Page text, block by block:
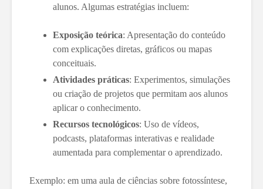
alunos. Algumas estratégias incluem:
Exposição teórica: Apresentação do conteúdo
com explicações diretas, gráficos ou mapas
conceituais.
Atividades práticas: Experimentos, simulações
ou criação de projetos que permitam aos alunos
aplicar o conhecimento.
Recursos tecnológicos: Uso de vídeos,
podcasts, plataformas interativas e realidade
aumentada para complementar o aprendizado.
Exemplo: em uma aula de ciências sobre fotossíntese,